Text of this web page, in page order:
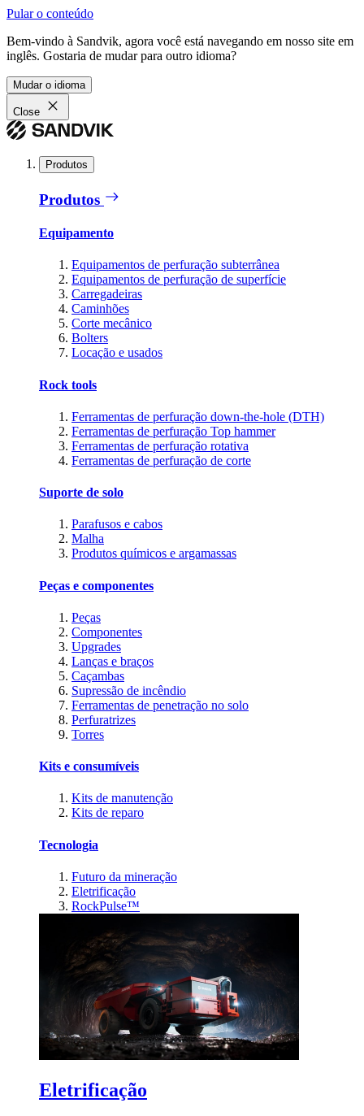
Pular o conteúdo
Bem-vindo à Sandvik, agora você está navegando em nosso site em
inglês. Gostaria de mudar para outro idioma?
Mudar o idioma
Close
Produtos
Produtos
Equipamento
Equipamentos de perfuração subterrânea
Equipamentos de perfuração de superfície
Carregadeiras
Caminhões
Corte mecânico
Bolters
Locação e usados
Rock tools
Ferramentas de perfuração down-the-hole (DTH)
Ferramentas de perfuração Top hammer
Ferramentas de perfuração rotativa
Ferramentas de perfuração de corte
Suporte de solo
Parafusos e cabos
Malha
Produtos químicos e argamassas
Peças e componentes
Peças
Componentes
Upgrades
Lanças e braços
Caçambas
Supressão de incêndio
Ferramentas de penetração no solo
Perfuratrizes
Torres
Kits e consumíveis
Kits de manutenção
Kits de reparo
Tecnologia
Futuro da mineração
Eletrificação
RockPulse™
Eletrificação